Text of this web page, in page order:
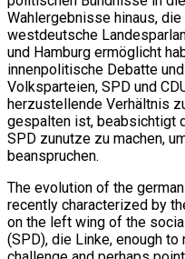
Wahlergebnisse hinaus,
westdeutsche
und Hamburg ermöglicht
innenpolitische Debatte
Volksparteien, SPD und
herzustellende Verhältnis
gespalten ist, beabsichtigt
SPD zunutze zu machen,
beanspruchen.
The evolution of the
recently characterized by
on the left wing of the
(SPD), die Linke, enough